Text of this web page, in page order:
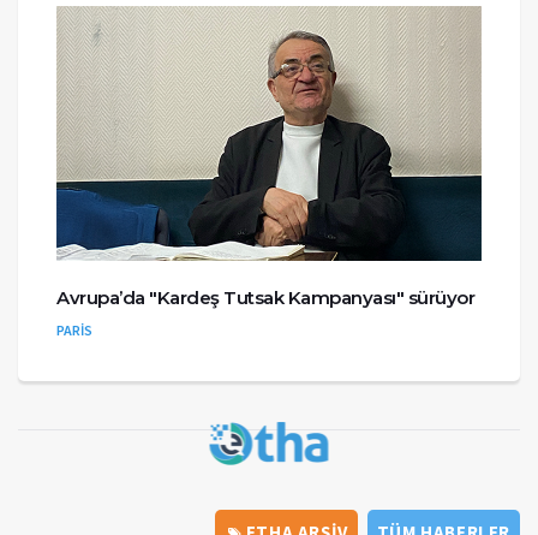
Avrupa’da "Kardeş Tutsak Kampanyası" sürüyor
PARİS